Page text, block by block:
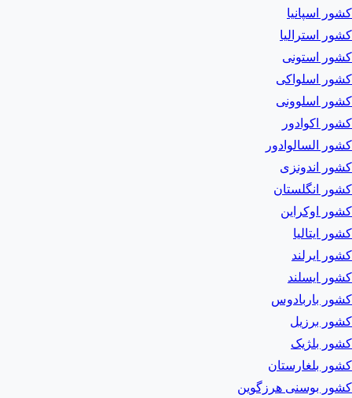
کشور اسپانیا
کشور استرالیا
کشور استونی
کشور اسلواکی
کشور اسلوونی
کشور اکوادور
کشور السالوادور
کشور اندونزی
کشور انگلستان
کشور اوکراین
کشور ایتالیا
کشور ایرلند
کشور ایسلند
کشور باربادوس
کشور برزیل
کشور بلژیک
کشور بلغارستان
کشور بوسنی هرزگوین